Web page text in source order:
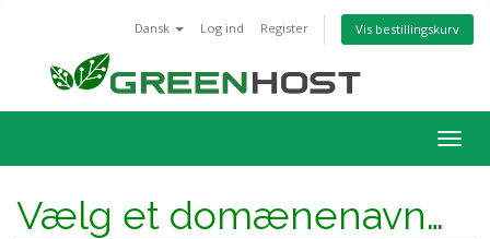
Dansk Log ind Register Vis bestillingskurv
Vælg et domænenavn…